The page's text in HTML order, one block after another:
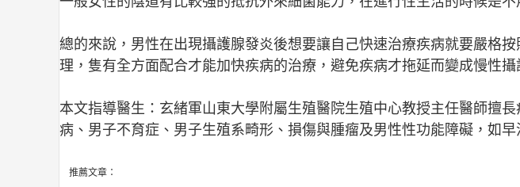
總的來說，男性在出現攝護腺發炎後想要讓自己快速治療疾病就要嚴格
理，隻有全方面配合才能加快疾病的治療，避免疾病才拖延而變成慢性攝
本文指導醫生：玄緒軍山東大學附屬生殖醫院生殖中心教授主任醫師擅
病、男子不育症、男子生殖系畸形、損傷與腫瘤及男性性功能障礙，如早
推薦文章：